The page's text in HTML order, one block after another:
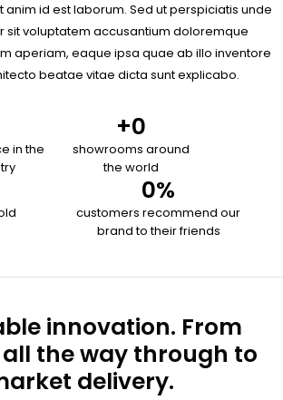
id est laborum. Sed ut perspiciatis unde
sit voluptatem accusantium doloremque
aperiam, eaque ipsa quae ab illo inventore
beatae vitae dicta sunt explicabo.
in the
showrooms around
the world
+0
customers recommend our
brand to their friends
0%
innovation. From
the way through to
delivery.